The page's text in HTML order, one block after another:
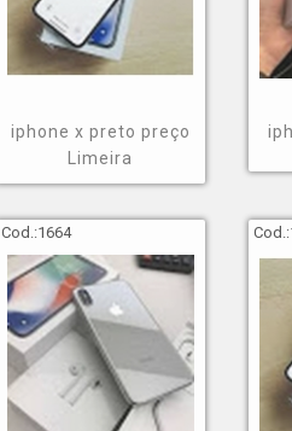
iphone x preto preço
Limeira
Cod.:1664 Cod.: